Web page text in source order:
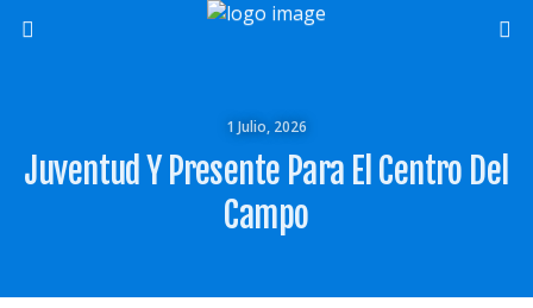
1 Julio, 2026
Juventud Y Presente Para El Centro Del
Campo